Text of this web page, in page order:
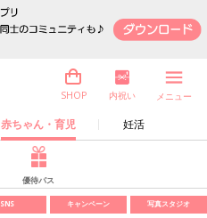
赤ちゃん・育児 妊活
SHOP 内祝い メニュー
優待パス
SNS キャンペーン 写真スタジオ